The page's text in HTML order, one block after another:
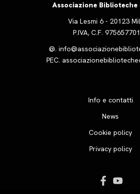
Associazione Biblioteche
Via Lesmi 6 - 20123
P.IVA, C.F.
@.
PEC.
Info e contatti
News
Cookie policy
Privacy policy